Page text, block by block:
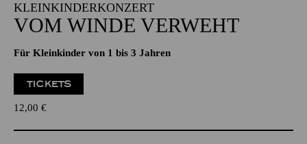
KLEINKINDERKONZERT
VOM WINDE VERWEHT
Für Kleinkinder von 1 bis 3 Jahren
TICKETS
12,00 €